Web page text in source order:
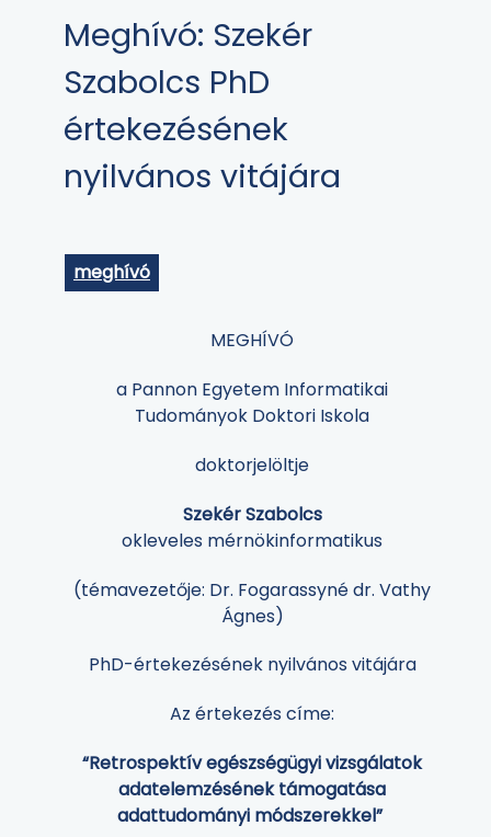
Meghívó: Szekér
Szabolcs PhD
értekezésének
nyilvános vitájára
meghívó
MEGHÍVÓ
a Pannon Egyetem Informatikai
Tudományok Doktori Iskola
doktorjelöltje
Szekér Szabolcs
okleveles mérnökinformatikus
(témavezetője: Dr. Fogarassyné dr. Vathy
Ágnes)
PhD-értekezésének nyilvános vitájára
Az értekezés címe:
“Retrospektív egészségügyi vizsgálatok
adatelemzésének támogatása
adattudományi módszerekkel”